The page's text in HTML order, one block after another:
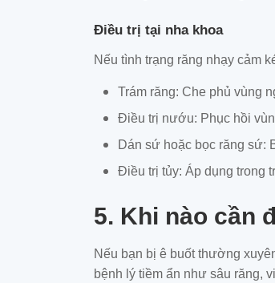
Điều trị tại nha khoa
Nếu tình trạng răng nhạy cảm
Trám răng: Che phủ vùng
Điều trị nướu: Phục hồi
Dán sứ hoặc bọc răng sứ:
Điều trị tủy: Áp dụng trong
5. Khi nào cần
Nếu bạn bị ê buốt thường
bệnh lý tiềm ẩn như sâu răng,